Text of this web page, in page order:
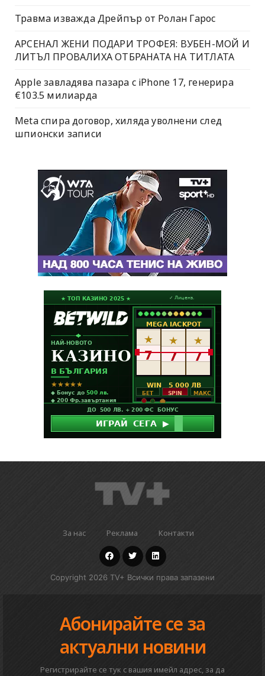
Травма изважда Дрейпър от Ролан Гарос
АРСЕНАЛ ЖЕНИ ПОДАРИ ТРОФЕЯ: ВУБЕН-МОЙ И
ЛИТЪЛ ПРОВАЛИХА ОТБРАНАТА НА ТИТЛАТА
Apple завладява пазара с iPhone 17, генерира
€103.5 милиарда
Meta спира договор, хиляда уволнени след
шпионски записи
За нас Реклама Контакти
Copyright 2026 TV+ Всички права запазени
Абонирайте се за
актуални новини
Регистрирайте се тук с вашия имейл адрес, за да